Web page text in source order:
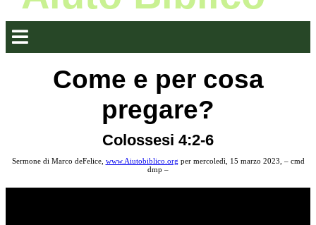
Come e per cosa
pregare?
Colossesi 4:2-6
Sermone di Marco deFelice, www.Aiutobiblico.org per mercoledì, 15 marzo 2023, – cmd
dmp –